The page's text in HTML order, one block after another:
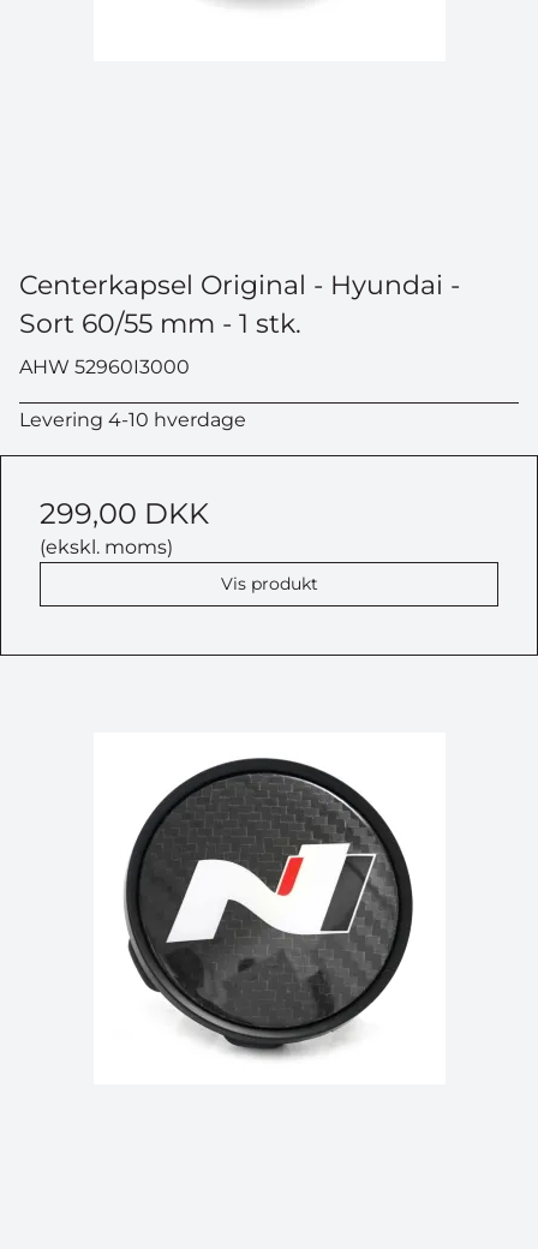
Centerkapsel Original - Hyundai -
Sort 60/55 mm - 1 stk.
AHW 52960I3000
Levering 4-10 hverdage
299,00 DKK
(ekskl. moms)
Vis produkt